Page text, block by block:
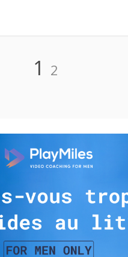
Page
1 Page
2